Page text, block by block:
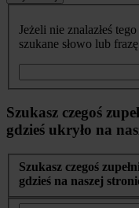
Jeżeli nie znalazłeś
szukane słowo lub
Szukasz czegoś
gdzieś ukryło na
Szukasz czegoś
gdzieś na naszej